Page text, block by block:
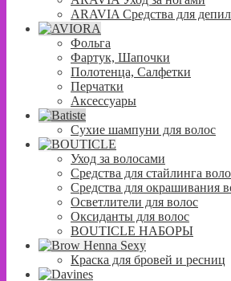
ARAVIA Средства для
Фольга
Фартук, Шапочки
Полотенца, Салфетки
Перчатки
Аксессуары
Сухие шампуни для волос
Уход за волосами
Средства для стайлинга
Средства для окрашивания
Осветлители для волос
Оксиданты для волос
BOUTICLE НАБОРЫ
Краска для бровей и ресниц